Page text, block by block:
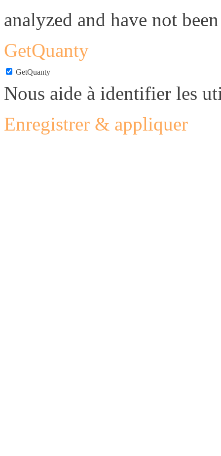
analyzed and have not
GetQuanty
GetQuanty
Nous aide à identifier les
Enregistrer & appliquer